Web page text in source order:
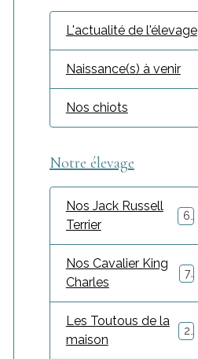
L'actualité de l'élevage
Naissance(s) à venir
Nos chiots
Notre élevage
Nos Jack Russell
Terrier
Nos Cavalier King
Charles
7
Les Toutous de la
maison